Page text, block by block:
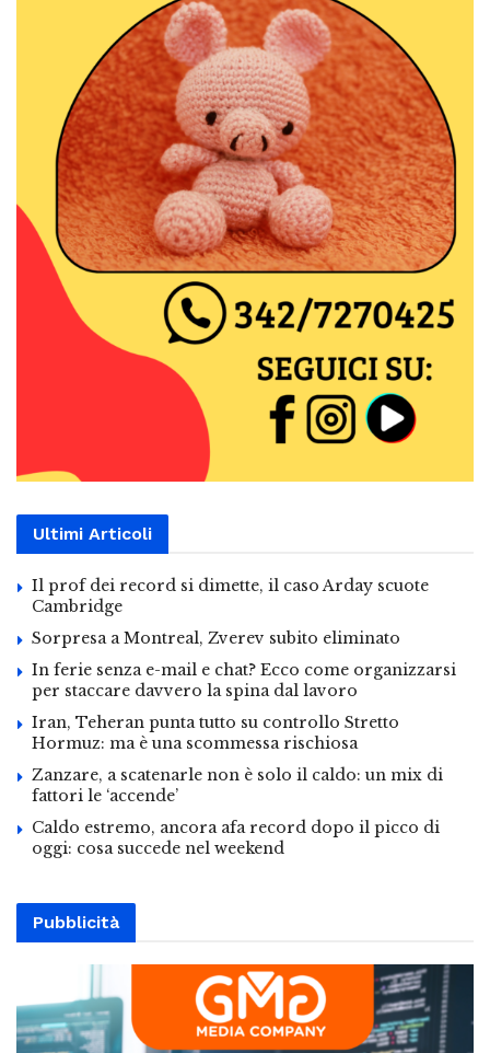
Ultimi Articoli
Il prof dei record si dimette, il caso Arday scuote
Cambridge
Sorpresa a Montreal, Zverev subito eliminato
In ferie senza e-mail e chat? Ecco come organizzarsi
per staccare davvero la spina dal lavoro
Iran, Teheran punta tutto su controllo Stretto
Hormuz: ma è una scommessa rischiosa
Zanzare, a scatenarle non è solo il caldo: un mix di
fattori le ‘accende’
Caldo estremo, ancora afa record dopo il picco di
oggi: cosa succede nel weekend
Pubblicità